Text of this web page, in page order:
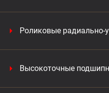
Роликовые радиально-
Высокоточные